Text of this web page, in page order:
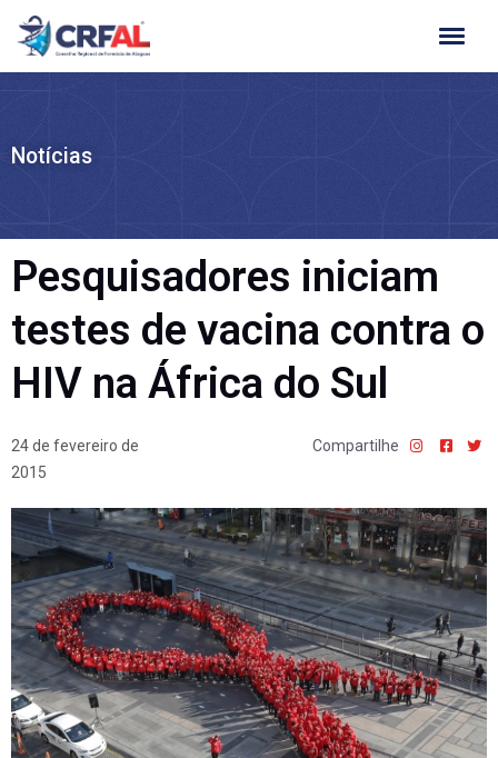
Ir
para
Notícias
Pesquisadores iniciam
testes de vacina contra o
HIV na África do Sul
24 de fevereiro de
2015
Compartilhe